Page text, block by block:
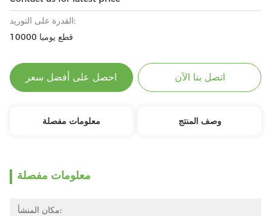
القدرة على التوريد:
10000 قطع يوميا
احصل على أفضل سعر اتصل بنا الآن
معلومات مفصلة وصف المنتج
معلومات مفصلة
مكان المنشأ: